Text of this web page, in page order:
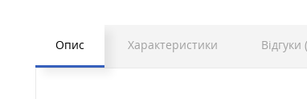
Опис Характеристики Відгуки